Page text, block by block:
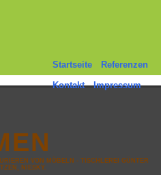
Startseite
Referenzen
Kontakt
Impressum
VON MÖBELN - TISCHLEREI GÜNTER
NIESKY.